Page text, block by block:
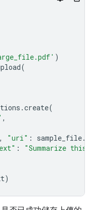
)
(
.create(
,
, "uri" : sample_file.
:
"Summarize this
)